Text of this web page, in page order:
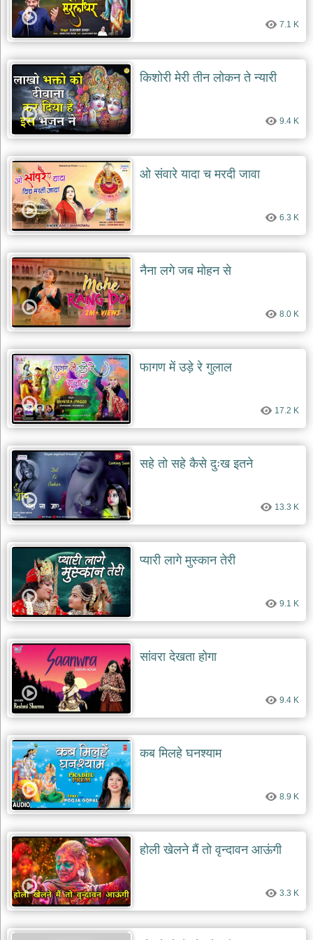
दयाल
भजन
bawa
lal
bhajans
शनि
देव
भजन
shani
dev
bhajans
आज
का
भजन
bhajan
of
the
day
भजन
जोड़ें
add
bhajans
7.1 K
किशोरी मेरी तीन लोकन ते न्यारी
9.4 K
ओ संवारे यादा च मरदी जावा
6.3 K
नैना लगे जब मोहन से
8.0 K
फागण में उड़े रे गुलाल
17.2 K
सहे तो सहे कैसे दुःख इतने
13.3 K
प्यारी लागे मुस्कान तेरी
9.1 K
सांवरा देखता होगा
9.4 K
कब मिलहे घनश्याम
8.9 K
होली खेलने मैं तो वृन्दावन आऊंगी
3.3 K